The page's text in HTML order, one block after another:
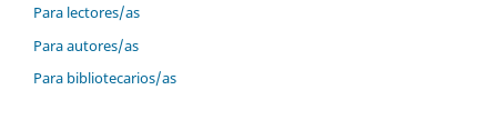
Para lectores/as
Para autores/as
Para bibliotecarios/as